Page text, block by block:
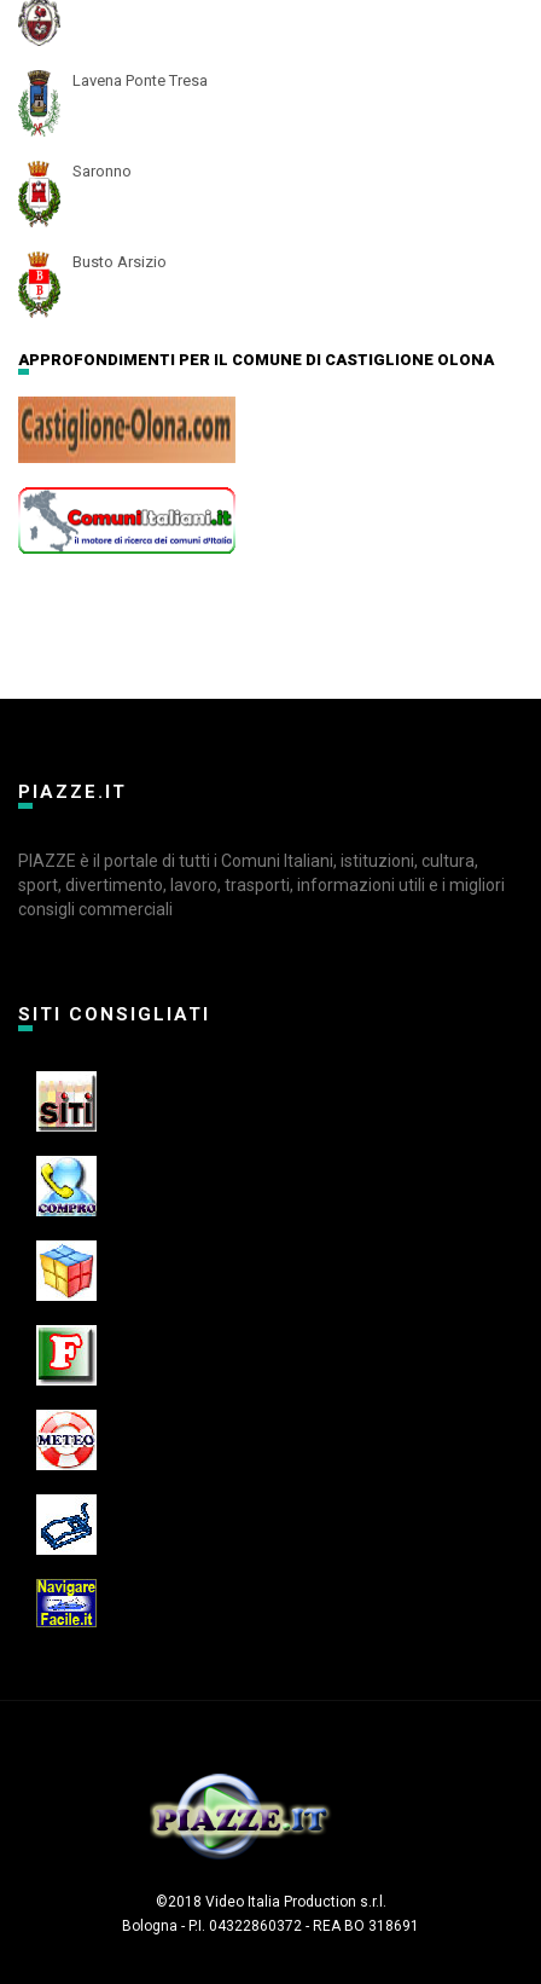
Lavena Ponte Tresa
Saronno
Busto Arsizio
APPROFONDIMENTI PER IL COMUNE DI CASTIGLIONE OLONA
PIAZZE.IT
PIAZZE è il portale di tutti i Comuni Italiani, istituzioni, cultura,
sport, divertimento, lavoro, trasporti, informazioni utili e i migliori
consigli commerciali
SITI CONSIGLIATI
©2018 Video Italia Production s.r.l.
Bologna - P.I. 04322860372 - REA BO 318691